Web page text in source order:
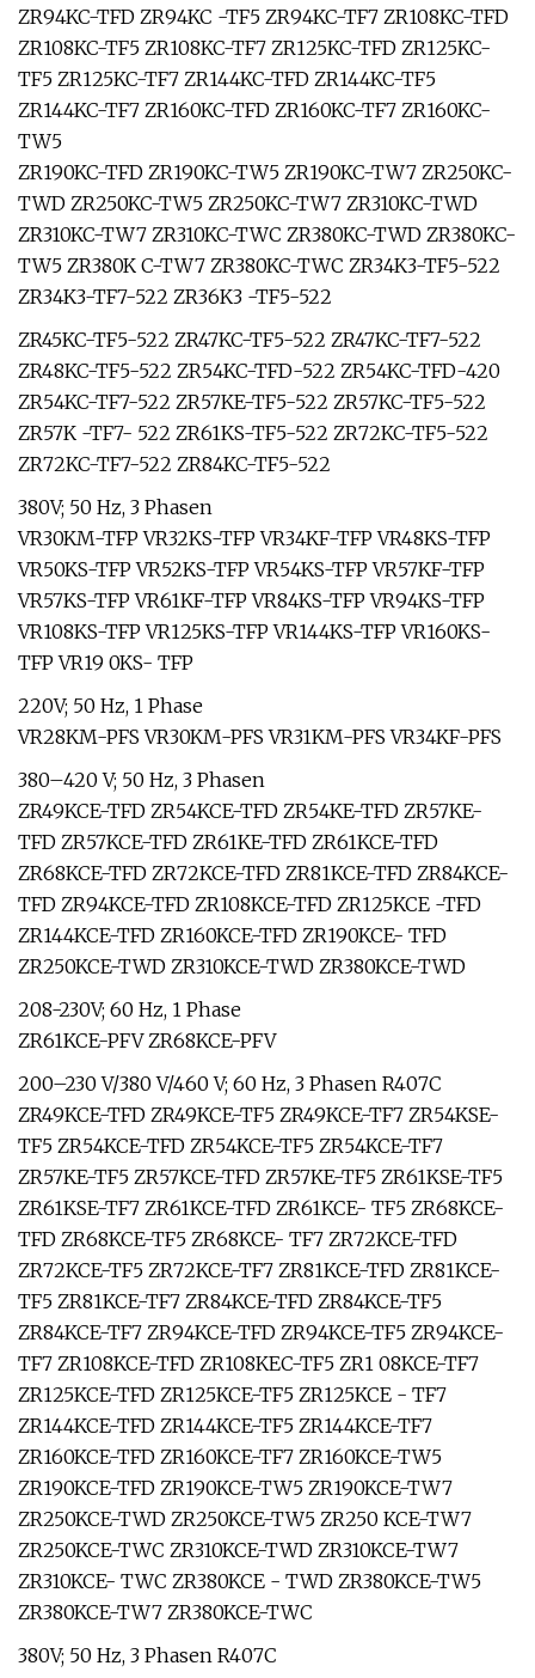
ZR94KC-TFD ZR94KC -TF5 ZR94KC-TF7 ZR108KC-TFD
ZR108KC-TF5 ZR108KC-TF7 ZR125KC-TFD ZR125KC-
TF5 ZR125KC-TF7 ZR144KC-TFD ZR144KC-TF5
ZR144KC-TF7 ZR160KC-TFD ZR160KC-TF7 ZR160KC-
TW5
ZR190KC-TFD ZR190KC-TW5 ZR190KC-TW7 ZR250KC-
TWD ZR250KC-TW5 ZR250KC-TW7 ZR310KC-TWD
ZR310KC-TW7 ZR310KC-TWC ZR380KC-TWD ZR380KC-
TW5 ZR380K C-TW7 ZR380KC-TWC ZR34K3-TF5-522
ZR34K3-TF7-522 ZR36K3 -TF5-522
ZR45KC-TF5-522 ZR47KC-TF5-522 ZR47KC-TF7-522
ZR48KC-TF5-522 ZR54KC-TFD-522 ZR54KC-TFD-420
ZR54KC-TF7-522 ZR57KE-TF5-522 ZR57KC-TF5-522
ZR57K -TF7- 522 ZR61KS-TF5-522 ZR72KC-TF5-522
ZR72KC-TF7-522 ZR84KC-TF5-522
380V; 50 Hz, 3 Phasen
VR30KM-TFP VR32KS-TFP VR34KF-TFP VR48KS-TFP
VR50KS-TFP VR52KS-TFP VR54KS-TFP VR57KF-TFP
VR57KS-TFP VR61KF-TFP VR84KS-TFP VR94KS-TFP
VR108KS-TFP VR125KS-TFP VR144KS-TFP VR160KS-
TFP VR19 0KS- TFP
220V; 50 Hz, 1 Phase
VR28KM-PFS VR30KM-PFS VR31KM-PFS VR34KF-PFS
380–420 V; 50 Hz, 3 Phasen
ZR49KCE-TFD ZR54KCE-TFD ZR54KE-TFD ZR57KE-
TFD ZR57KCE-TFD ZR61KE-TFD ZR61KCE-TFD
ZR68KCE-TFD ZR72KCE-TFD ZR81KCE-TFD ZR84KCE-
TFD ZR94KCE-TFD ZR108KCE-TFD ZR125KCE -TFD
ZR144KCE-TFD ZR160KCE-TFD ZR190KCE- TFD
ZR250KCE-TWD ZR310KCE-TWD ZR380KCE-TWD
208-230V; 60 Hz, 1 Phase
ZR61KCE-PFV ZR68KCE-PFV
200–230 V/380 V/460 V; 60 Hz, 3 Phasen R407C
ZR49KCE-TFD ZR49KCE-TF5 ZR49KCE-TF7 ZR54KSE-
TF5 ZR54KCE-TFD ZR54KCE-TF5 ZR54KCE-TF7
ZR57KE-TF5 ZR57KCE-TFD ZR57KE-TF5 ZR61KSE-TF5
ZR61KSE-TF7 ZR61KCE-TFD ZR61KCE- TF5 ZR68KCE-
TFD ZR68KCE-TF5 ZR68KCE- TF7 ZR72KCE-TFD
ZR72KCE-TF5 ZR72KCE-TF7 ZR81KCE-TFD ZR81KCE-
TF5 ZR81KCE-TF7 ZR84KCE-TFD ZR84KCE-TF5
ZR84KCE-TF7 ZR94KCE-TFD ZR94KCE-TF5 ZR94KCE-
TF7 ZR108KCE-TFD ZR108KEC-TF5 ZR1 08KCE-TF7
ZR125KCE-TFD ZR125KCE-TF5 ZR125KCE - TF7
ZR144KCE-TFD ZR144KCE-TF5 ZR144KCE-TF7
ZR160KCE-TFD ZR160KCE-TF7 ZR160KCE-TW5
ZR190KCE-TFD ZR190KCE-TW5 ZR190KCE-TW7
ZR250KCE-TWD ZR250KCE-TW5 ZR250 KCE-TW7
ZR250KCE-TWC ZR310KCE-TWD ZR310KCE-TW7
ZR310KCE- TWC ZR380KCE - TWD ZR380KCE-TW5
ZR380KCE-TW7 ZR380KCE-TWC
380V; 50 Hz, 3 Phasen R407C